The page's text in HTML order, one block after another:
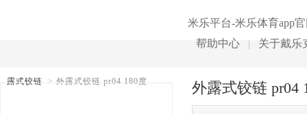
米乐平台-米乐体育app
帮助中心
关于戴乐
露式铰链 > 外露式铰链 pr04 180度 外露式铰链 pr04